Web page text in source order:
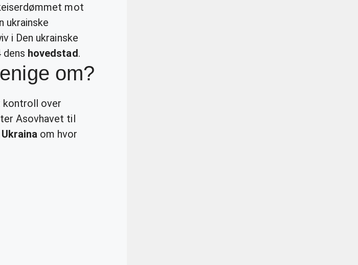
mot
ukrainske
i Den ukrainske
dens hovedstad.
om?
kontroll over
Asovhavet til
om hvor